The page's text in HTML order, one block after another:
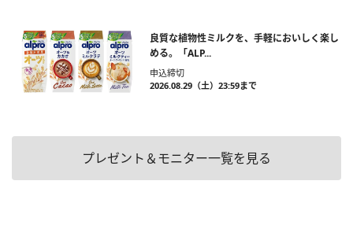
良質な植物性ミルクを、手軽においしく楽し
める。「ALP...
申込締切
2026.08.29（土）23:59まで
プレゼント＆モニター一覧を見る